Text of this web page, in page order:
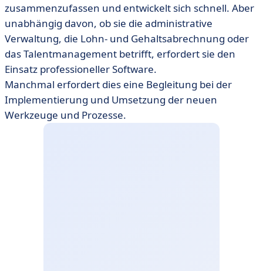
zusammenzufassen und entwickelt sich schnell. Aber
unabhängig davon, ob sie die administrative
Verwaltung, die Lohn- und Gehaltsabrechnung oder
das Talentmanagement betrifft, erfordert sie den
Einsatz professioneller Software.
Manchmal erfordert dies eine Begleitung bei der
Implementierung und Umsetzung der neuen
Werkzeuge und Prozesse.